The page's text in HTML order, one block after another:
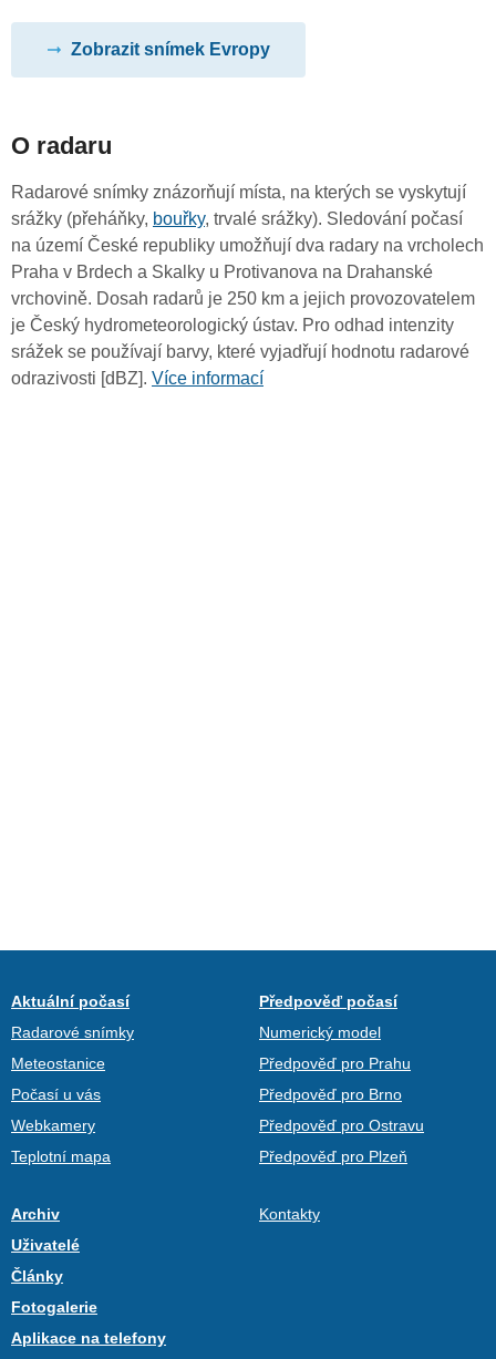
Zobrazit snímek Evropy
O radaru
Radarové snímky znázorňují místa, na kterých se vyskytují
srážky (přeháňky, bouřky, trvalé srážky). Sledování počasí
na území České republiky umožňují dva radary na vrcholech
Praha v Brdech a Skalky u Protivanova na Drahanské
vrchovině. Dosah radarů je 250 km a jejich provozovatelem
je Český hydrometeorologický ústav. Pro odhad intenzity
srážek se používají barvy, které vyjadřují hodnotu radarové
odrazivosti [dBZ]. Více informací
Aktuální počasí
Radarové snímky
Meteostanice
Počasí u vás
Webkamery
Teplotní mapa
Předpověď počasí
Numerický model
Předpověď pro Prahu
Předpověď pro Brno
Předpověď pro Ostravu
Předpověď pro Plzeň
Archiv
Uživatelé
Články
Fotogalerie
Aplikace na telefony
Kontakty